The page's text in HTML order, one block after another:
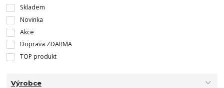
Skladem
Novinka
Akce
Doprava ZDARMA
TOP produkt
Výrobce